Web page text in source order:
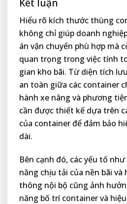
Kết luận
Hiểu rõ kích thước thùng
không chỉ giúp doanh
án vận chuyển phù hợp mà
quan trọng trong việc tính
gian kho bãi. Từ diện tích
an toàn giữa các container
hành xe nâng và phương
cần được thiết kế dựa trên
của container để đảm bảo
dài.
Bên cạnh đó, các yếu tố
năng chịu tải của nền bãi và
thông nội bộ cũng ảnh
năng bố trí container và